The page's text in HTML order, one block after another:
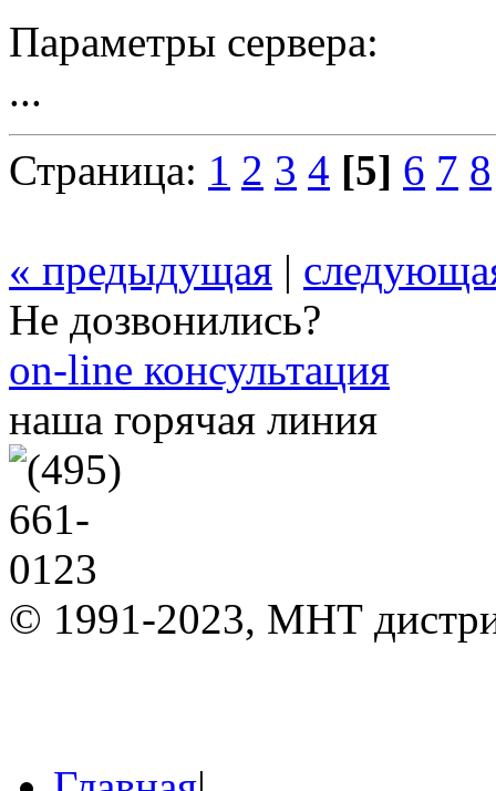
Параметры сервера:
...
Страница: 1 2 3 4 [5] 6 7 8
« предыдущая |
Не дозвонились?
on-line консультация
наша горячая линия
© 1991-2023, МНТ